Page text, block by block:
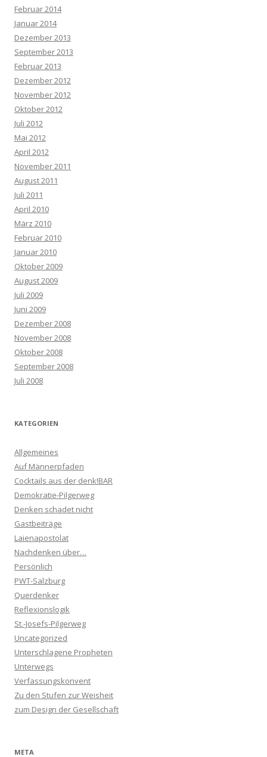
Februar 2014
Januar 2014
Dezember 2013
September 2013
Februar 2013
Dezember 2012
November 2012
Oktober 2012
Juli 2012
Mai 2012
April 2012
November 2011
August 2011
Juli 2011
April 2010
März 2010
Februar 2010
Januar 2010
Oktober 2009
August 2009
Juli 2009
Juni 2009
Dezember 2008
November 2008
Oktober 2008
September 2008
Juli 2008
KATEGORIEN
Allgemeines
Auf Männerpfaden
Cocktails aus der denk!BAR
Demokratie-Pilgerweg
Denken schadet nicht
Gastbeiträge
Laienapostolat
Nachdenken über…
Persönlich
PWT-Salzburg
Querdenker
Reflexionslogik
St.-Josefs-Pilgerweg
Uncategorized
Unterschlagene Propheten
Unterwegs
Verfassungskonvent
Zu den Stufen zur Weisheit
zum Design der Gesellschaft
META